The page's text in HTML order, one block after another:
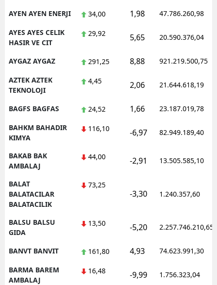
AYEN AYEN ENERJI 34,00 1,98 47.786.260,98
AYES AYES CELIK
HASIR VE CIT
29,92 5,65 20.590.376,04
AYGAZ AYGAZ 291,25 8,88 921.219.500,75
AZTEK AZTEK
TEKNOLOJI
4,45 2,06 21.644.618,19
BAGFS BAGFAS 24,52 1,66 23.187.019,78
BAHKM BAHADIR
KIMYA
116,10 -6,97 82.949.189,40
BAKAB BAK
AMBALAJ
44,00 -2,91 13.505.585,10
BALAT
BALATACILAR
BALATACILIK
73,25
-3,30 1.240.357,60
BALSU BALSU
GIDA
13,50 -5,20 2.257.746.210,65
BANVT BANVIT 161,80 4,93 74.623.991,30
BARMA BAREM
AMBALAJ
16,48 -9,99 1.756.323,04